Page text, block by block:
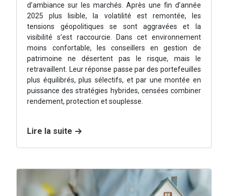
d’ambiance sur les marchés. Après une fin d’année
2025 plus lisible, la volatilité est remontée, les
tensions géopolitiques se sont aggravées et la
visibilité s’est raccourcie. Dans cet environnement
moins confortable, les conseillers en gestion de
patrimoine ne désertent pas le risque, mais le
retravaillent. Leur réponse passe par des portefeuilles
plus équilibrés, plus sélectifs, et par une montée en
puissance des stratégies hybrides, censées combiner
rendement, protection et souplesse.
Lire la suite